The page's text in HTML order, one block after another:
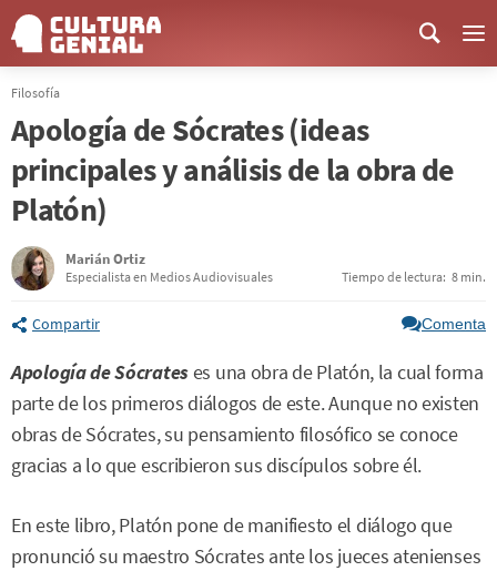
Filosofía
Apología de Sócrates (ideas
principales y análisis de la obra de
Platón)
Marián Ortiz
Especialista en Medios Audiovisuales Tiempo de lectura: 8 min.
Compartir Comenta
Apología de Sócrateses una obra de Platón, la cual forma
parte de los primeros diálogos de este. Aunque no existen
obras de Sócrates, su pensamiento filosófico se conoce
gracias a lo que escribieron sus discípulos sobre él.
En este libro, Platón pone de manifiesto el diálogo que
pronunció su maestro Sócrates ante los jueces atenienses